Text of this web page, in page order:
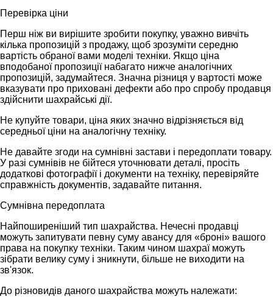
Перевірка ціни
Перш ніж ви вирішите зробити покупку, уважно вивчіть
кілька пропозицій з продажу, щоб зрозуміти середню
вартість обраної вами моделі техніки. Якщо ціна
вподобаної пропозиції набагато нижче аналогічних
пропозицій, задумайтеся. Значна різниця у вартості може
вказувати про приховані дефекти або про спробу продавця
здійснити шахрайські дії.
Не купуйте товари, ціна яких значно відрізняється від
середньої ціни на аналогічну техніку.
Не давайте згоди на сумнівні застави і передоплати товару.
У разі сумнівів не бійтеся уточнювати деталі, просіть
додаткові фотографії і документи на техніку, перевіряйте
справжність документів, задавайте питання.
Сумнівна передоплата
Найпоширеніший тип шахрайства. Нечесні продавці
можуть запитувати певну суму авансу для «броні» вашого
права на покупку техніки. Таким чином шахраї можуть
зібрати велику суму і зникнути, більше не виходити на
зв'язок.
До різновидів даного шахрайства можуть належати: